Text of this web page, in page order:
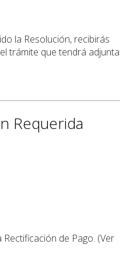
la Resolución, recibirás
trámite que tendrá adjunta
Requerida
de Pago. (Ver